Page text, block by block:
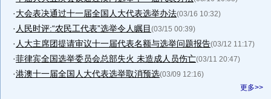
·大会表决通过十一届全国人大代表选举办法(03/16 10:32)
· 人民时评:“农民工代表”选举令人瞩目 (03/15 00:39)
· 人大主席团提请审议十一届代表名额与选举问题报告(03/12 11:17)
·菲律宾全国选举委员会总部失火 未造成人员伤亡(03/11 20:47)
·港澳十一届全国人大代表选举取消预选(03/09 12:16)
更多>>